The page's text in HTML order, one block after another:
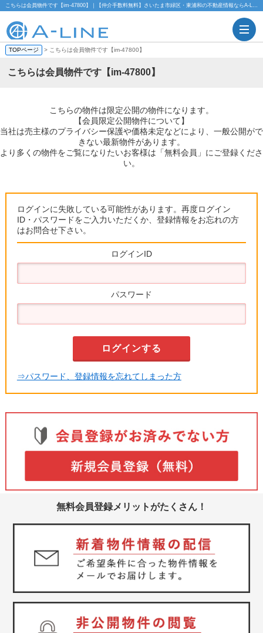
こちらは会員物件です【im-47800】｜【仲介手数料無料】さいたま市緑区・東浦和の不動産情報ならA-LINE(エーライン)
TOPページ > こちらは会員物件です【im-47800】
こちらは会員物件です【im-47800】
こちらの物件は限定公開の物件になります。
【会員限定公開物件について】
当社は売主様のプライバシー保護や価格未定などにより、一般公開がで
きない最新物件があります。
より多くの物件をご覧になりたいお客様は「無料会員」にご登録くださ
い。
ログインに失敗している可能性があります。再度ログイン
ID・パスワードをご入力いただくか、登録情報をお忘れの方
はお問合せ下さい。
ログインID
パスワード
⇒パスワード、登録情報を忘れてしまった方
無料会員登録メリットがたくさん！